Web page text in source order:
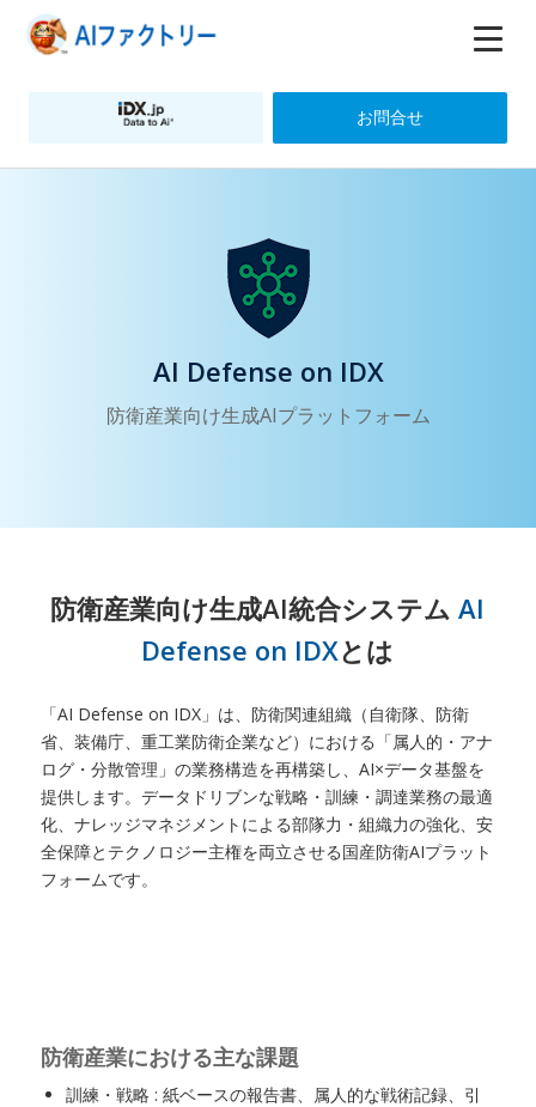
お問合せ
AI Defense on IDX
防衛産業向け生成AIプラットフォーム
防衛産業向け生成AI統合システムAI
Defense on IDXとは
「AI Defense on IDX」は、防衛関連組織（自衛隊、防衛
省、装備庁、重工業防衛企業など）における「属人的・アナ
ログ・分散管理」の業務構造を再構築し、AI×データ基盤を
提供します。データドリブンな戦略・訓練・調達業務の最適
化、ナレッジマネジメントによる部隊力・組織力の強化、安
全保障とテクノロジー主権を両立させる国産防衛AIプラット
フォームです。
防衛産業における主な課題
訓練・戦略 : 紙ベースの報告書、属人的な戦術記録、引